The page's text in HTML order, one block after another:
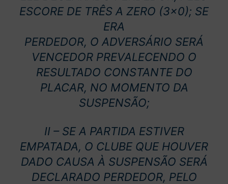
ESCORE DE TRÊS A ZERO (3×0); SE
ERA
PERDEDOR, O ADVERSÁRIO SERÁ
VENCEDOR PREVALECENDO O
RESULTADO CONSTANTE DO
PLACAR, NO MOMENTO DA
SUSPENSÃO;
II – SE A PARTIDA ESTIVER
EMPATADA, O CLUBE QUE HOUVER
DADO CAUSA À SUSPENSÃO SERÁ
DECLARADO PERDEDOR, PELO